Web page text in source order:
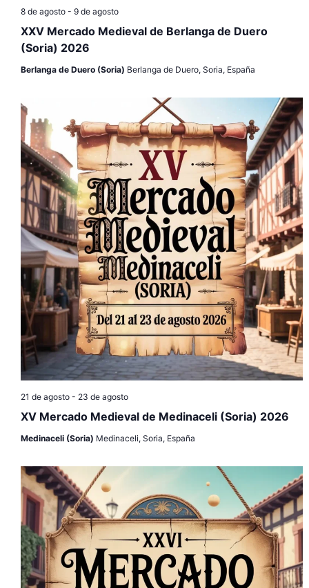
XXV Mercado Medieval de Berlanga de Duero
(Soria) 2026
8 de agosto- 9 de agosto
Berlanga de Duero (Soria) Berlanga de Duero, Soria, España
XV Mercado Medieval de Medinaceli (Soria) 2026
21 de agosto- 23 de agosto
Medinaceli (Soria) Medinaceli, Soria, España